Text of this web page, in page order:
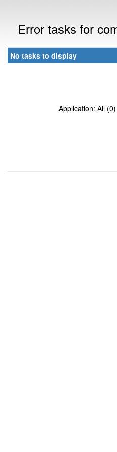
Error tasks for
No tasks to display
Application: All (0)